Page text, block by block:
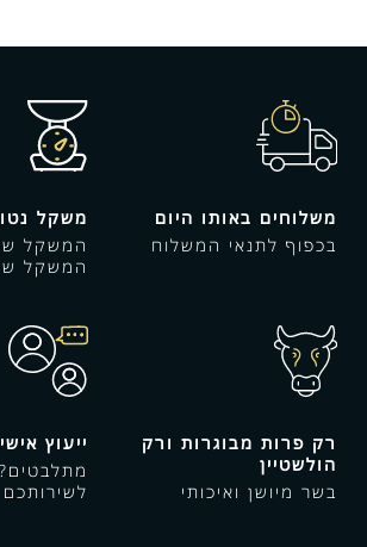
משלוחים באותו היום
בכפוף לתנאי המשלוח
משקל נטו
המשקל
המשקל
רק פרות מבוגרות ורק
הולשטיין
בשר מיושן ואיכותי
ייעוץ
לשירותכם